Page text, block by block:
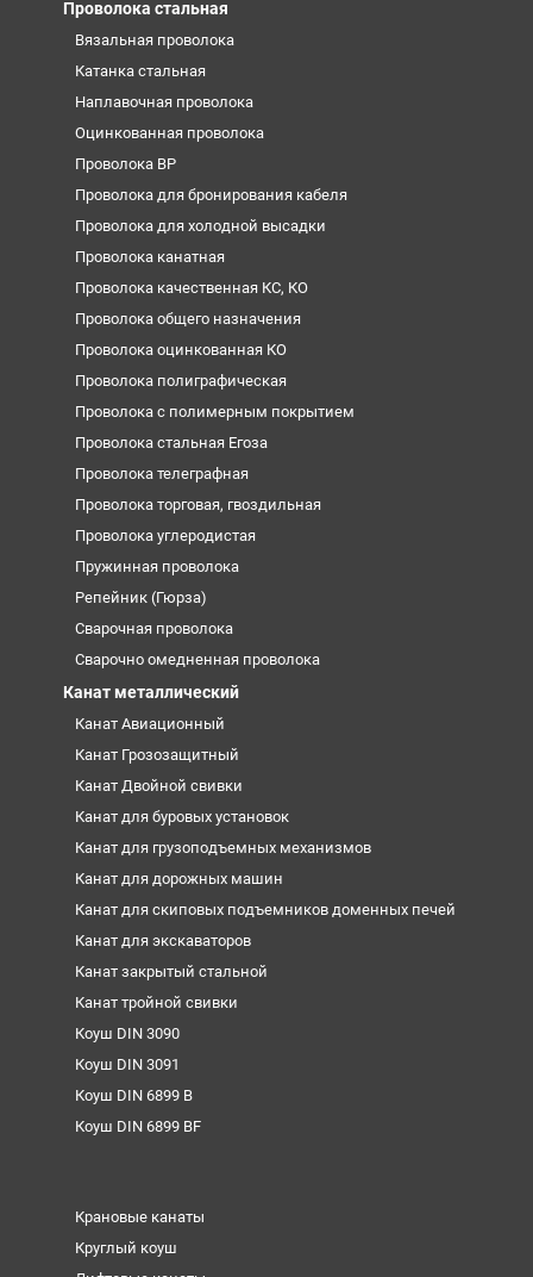
Проволока стальная
Вязальная проволока
Катанка стальная
Наплавочная проволока
Оцинкованная проволока
Проволока ВР
Проволока для бронирования кабеля
Проволока для холодной высадки
Проволока канатная
Проволока качественная КС, КО
Проволока общего назначения
Проволока оцинкованная КО
Проволока полиграфическая
Проволока с полимерным покрытием
Проволока стальная Егоза
Проволока телеграфная
Проволока торговая, гвоздильная
Проволока углеродистая
Пружинная проволока
Репейник (Гюрза)
Сварочная проволока
Сварочно омедненная проволока
Канат металлический
Канат Авиационный
Канат Грозозащитный
Канат Двойной свивки
Канат для буровых установок
Канат для грузоподъемных механизмов
Канат для дорожных машин
Канат для скиповых подъемников доменных печей
Канат для экскаваторов
Канат закрытый стальной
Канат тройной свивки
Коуш DIN 3090
Коуш DIN 3091
Коуш DIN 6899 B
Коуш DIN 6899 BF
Крановые канаты
Круглый коуш